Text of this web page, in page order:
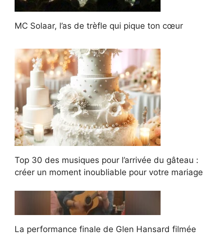
MC Solaar, l’as de trèfle qui pique ton cœur
Top 30 des musiques pour l’arrivée du gâteau :
créer un moment inoubliable pour votre mariage
La performance finale de Glen Hansard filmée